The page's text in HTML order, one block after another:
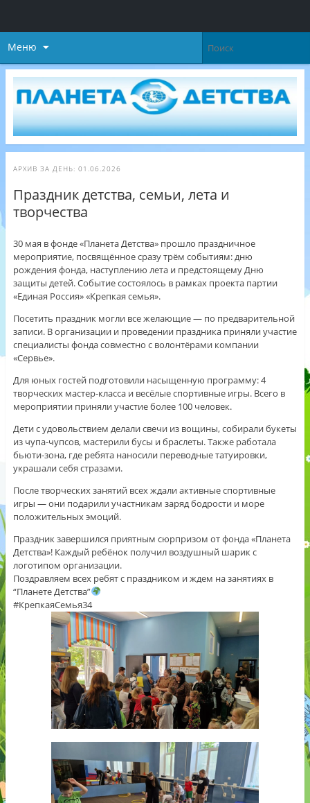
Меню
АРХИВ ЗА ДЕНЬ: 01.06.2026
Праздник детства, семьи, лета и
творчества
30 мая в фонде «Планета Детства» прошло праздничное
мероприятие, посвящённое сразу трём событиям: дню
рождения фонда, наступлению лета и предстоящему Дню
защиты детей. Событие состоялось в рамках проекта партии
«Единая Россия» «Крепкая семья».
Посетить праздник могли все желающие — по предварительной
записи. В организации и проведении праздника приняли участие
специалисты фонда совместно с волонтёрами компании
«Сервье».
Для юных гостей подготовили насыщенную программу: 4
творческих мастер‑класса и весёлые спортивные игры. Всего в
мероприятии приняли участие более 100 человек.
Дети с удовольствием делали свечи из вощины, собирали букеты
из чупа‑чупсов, мастерили бусы и браслеты. Также работала
бьюти‑зона, где ребята наносили переводные татуировки,
украшали себя стразами.
После творческих занятий всех ждали активные спортивные
игры — они подарили участникам заряд бодрости и море
положительных эмоций.
Праздник завершился приятным сюрпризом от фонда «Планета
Детства»! Каждый ребёнок получил воздушный шарик с
логотипом организации.
Поздравляем всех ребят с праздником и ждем на занятиях в
“Планете Детства”
#КрепкаяСемья34